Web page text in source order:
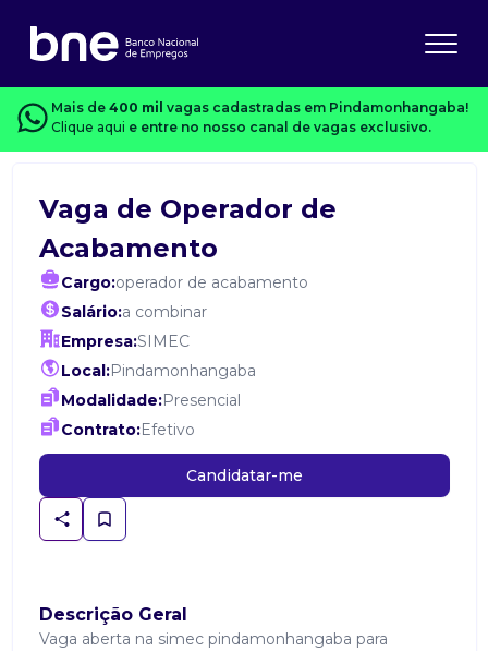
Mais de 400 mil vagas cadastradas em Pindamonhangaba!
Clique aqui e entre no nosso canal de vagas exclusivo.
Vaga de Operador de
Acabamento
Cargo:operador de acabamento
Salário:a combinar
Empresa:SIMEC
Local:Pindamonhangaba
Modalidade:Presencial
Contrato:Efetivo
Candidatar-me
Descrição Geral
Vaga aberta na simec pindamonhangaba para